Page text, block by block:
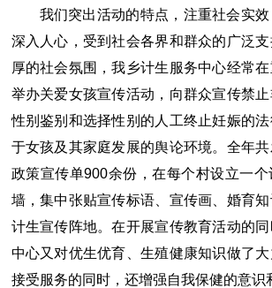
我们突出活动的特点，注重社会实
深入人心，受到社会各界和群众的广泛
厚的社会氛围，我乡计生服务中心经常
举办关爱女孩宣传活动，向群众宣传禁
性别鉴别和选择性别的人工终止妊娠的
于女孩及其家庭发展的舆论环境。全年
政策宣传单900余份，在每个村设立一
墙，集中张贴宣传标语、宣传画、婚育
计生宣传阵地。在开展宣传教育活动的
中心又对优生优育、生殖健康知识做了
接受服务的同时，还增强自我保健的意识